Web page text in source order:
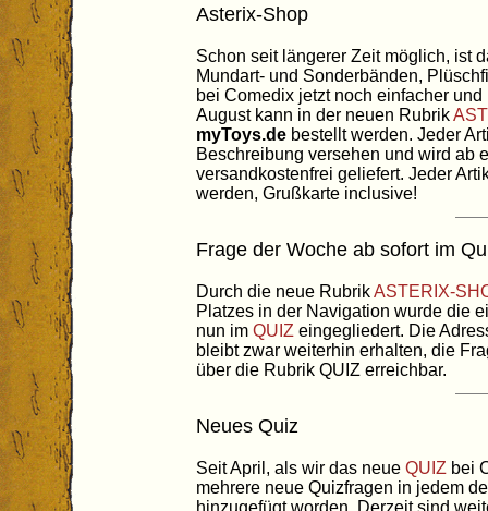
Asterix-Shop
Schon seit längerer Zeit möglich, ist
Mundart- und Sonderbänden,
bei Comedix jetzt noch einfacher
August kann in der neuen Rubrik
myToys.de bestellt werden. Jeder
Beschreibung versehen und wird ab
versandkostenfrei geliefert. Jeder
werden, Grußkarte inclusive!
Frage der Woche ab sofort im
Durch die neue RubrikASTERIX-
Platzes in der Navigation wurde die
nun im QUIZ eingegliedert. Die
bleibt zwar weiterhin erhalten, die
über die Rubrik QUIZ erreichbar.
Neues Quiz
Seit April, als wir das neue QUIZ bei
mehrere neue Quizfragen in jedem
hinzugefügt worden. Derzeit sind